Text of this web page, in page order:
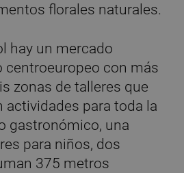
florales naturales.
hay un mercado
centroeuropeo con más
zonas de talleres que
actividades para toda la
gastronómico, una
para niños, dos
375 metros